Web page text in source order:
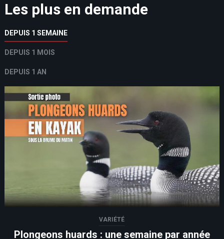
Les plus en demande
DEPUIS 1 SEMAINE
DEPUIS 1 MOIS
DEPUIS 1 AN
VARIÉTÉ
Plongeons huards : une semaine par année